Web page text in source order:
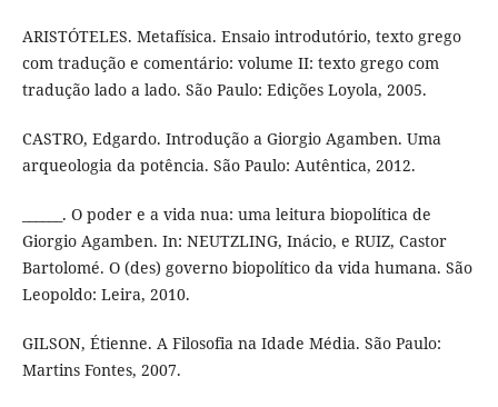
ARISTÓTELES. Metafísica. Ensaio introdutório, texto grego
com tradução e comentário: volume II: texto grego com
tradução lado a lado. São Paulo: Edições Loyola, 2005.
CASTRO, Edgardo. Introdução a Giorgio Agamben. Uma
arqueologia da potência. São Paulo: Autêntica, 2012.
______. O poder e a vida nua: uma leitura biopolítica de
Giorgio Agamben. In: NEUTZLING, Inácio, e RUIZ, Castor
Bartolomé. O (des) governo biopolítico da vida humana. São
Leopoldo: Leira, 2010.
GILSON, Étienne. A Filosofia na Idade Média. São Paulo:
Martins Fontes, 2007.